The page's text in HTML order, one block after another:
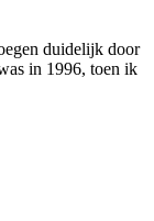
duidelijk door
in 1996, toen ik